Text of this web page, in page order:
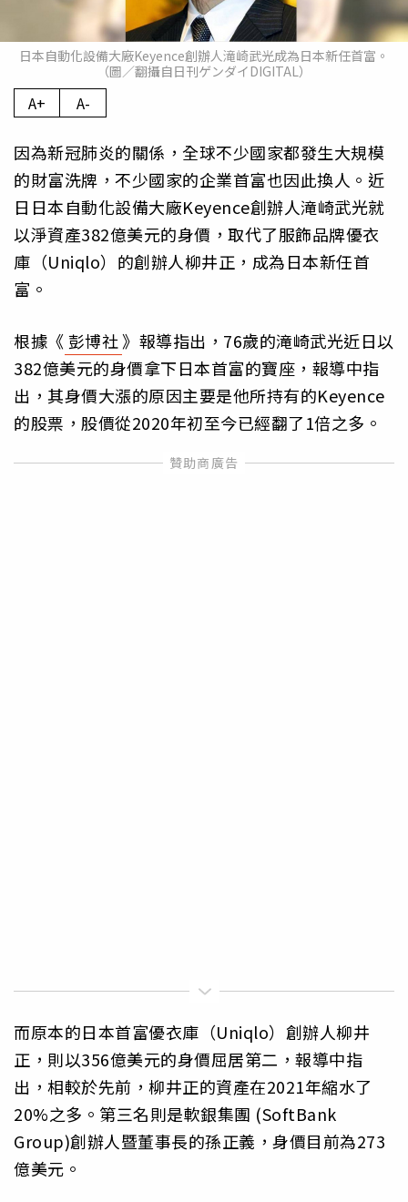
日本自動化設備大廠Keyence創辦人滝崎武光成為日本新任首富。
（圖／翻攝自日刊ゲンダイDIGITAL）
A+ A-
因為新冠肺炎的關係，全球不少國家都發生大規模
的財富洗牌，不少國家的企業首富也因此換人。近
日日本自動化設備大廠Keyence創辦人滝崎武光就
以淨資產382億美元的身價，取代了服飾品牌優衣
庫（Uniqlo）的創辦人柳井正，成為日本新任首
富。
根據《彭博社》報導指出，76歲的滝崎武光近日以
382億美元的身價拿下日本首富的寶座，報導中指
出，其身價大漲的原因主要是他所持有的Keyence
的股票，股價從2020年初至今已經翻了1倍之多。
而原本的日本首富優衣庫（Uniqlo）創辦人柳井
正，則以356億美元的身價屈居第二，報導中指
出，相較於先前，柳井正的資產在2021年縮水了
20%之多。第三名則是軟銀集團 (SoftBank
Group)創辦人暨董事長的孫正義，身價目前為273
億美元。